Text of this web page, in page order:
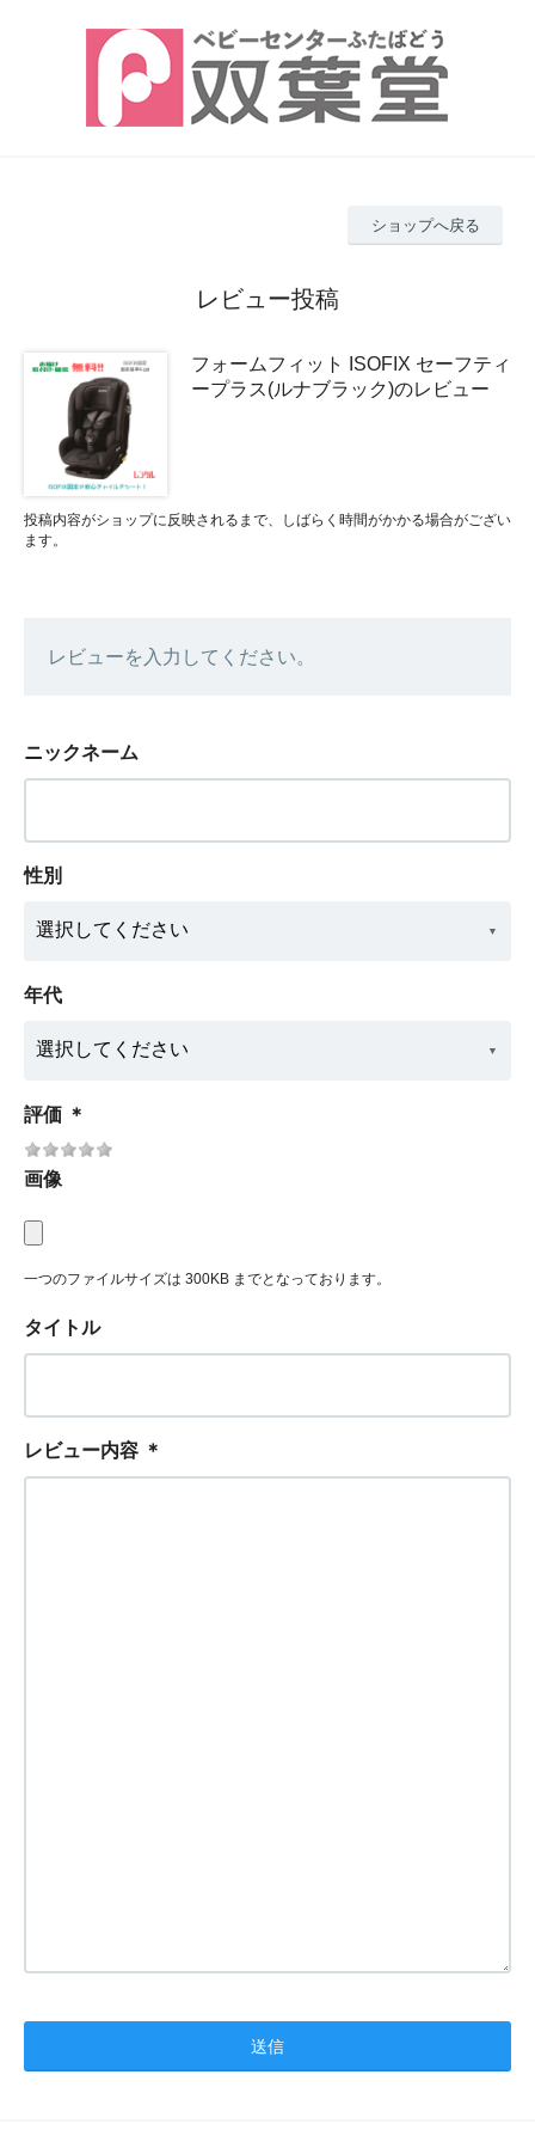
ショップへ戻る
レビュー投稿
フォームフィット ISOFIX セーフティ
ープラス(ルナブラック)のレビュー
投稿内容がショップに反映されるまで、しばらく時間がかかる場合がござい
ます。
レビューを入力してください。
ニックネーム
性別
年代
評価 ＊
画像
一つのファイルサイズは 300KB までとなっております。
タイトル
レビュー内容 ＊